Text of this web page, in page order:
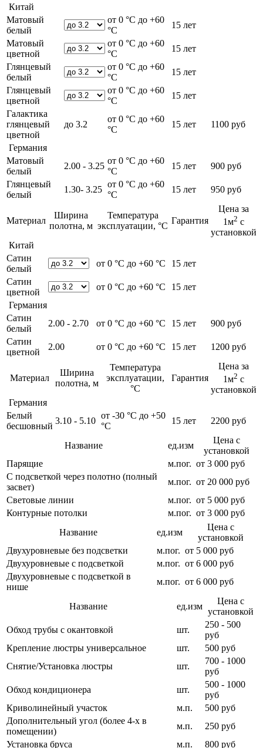
Китай
Матовый
белый
от 0 °С до +60
°С
15 лет
Матовый
цветной
от 0 °С до +60
°С
15 лет
Глянцевый
белый
от 0 °С до +60
°С
15 лет
Глянцевый
цветной
от 0 °С до +60
°С
15 лет
Галактика
глянцевый
цветной
до 3.2
от 0 °С до +60
°С
15 лет 1100 руб
Германия
Матовый
белый
2.00 - 3.25
от 0 °С до +60
°С
15 лет
900 руб
Глянцевый
белый
1.30- 3.25
от 0 °С до +60
°С
15 лет 950 руб
Материал
Ширина
полотна, м
Температура
эксплуатации, °С
Гарантия
Цена за
1м2 с
установкой
Китай
Сатин
белый
от 0 °С до +60 °С
15 лет
Сатин
цветной
от 0 °С до +60 °С
15 лет
Германия
Сатин
белый
2.00 - 2.70 от 0 °С до +60 °С 15 лет
900 руб
Сатин
цветной
2.00 от 0 °С до +60 °С 15 лет 1200 руб
Материал
Ширина
полотна, м
Температура
эксплуатации,
°С
Гарантия
Цена за
1м2 с
установкой
Германия
Белый
бесшовный
3.10 - 5.10
от -30 °С до +50
°С
15 лет 2200 руб
Название ед.изм
Цена с
установкой
Парящие
м.пог. от 3 000 руб
С подсветкой через полотно (полный
засвет)
м.пог. от 20 000 руб
Световые линии
м.пог. от 5 000 руб
Контурные потолки
м.пог. от 3 000 руб
Название
ед.изм
Цена с
установкой
Двухуровневые без подсветки
м.пог. от 5 000 руб
Двухуровневые с подсветкой
м.пог. от 6 000 руб
Двухуровневые с подсветкой в
нише
м.пог. от 6 000 руб
Название ед.изм
Цена с
установкой
Обход трубы с окантовкой
шт.
250 - 500
руб
Крепление люстры универсальное
шт.
500 руб
Снятие/Установка люстры
шт.
700 - 1000
руб
Обход кондиционера
шт.
500 - 1000
руб
Криволинейный участок
м.п.
500 руб
Дополнительный угол (более 4-х в
помещении)
м.п.
250 руб
Установка бруса
м.п. 800 руб